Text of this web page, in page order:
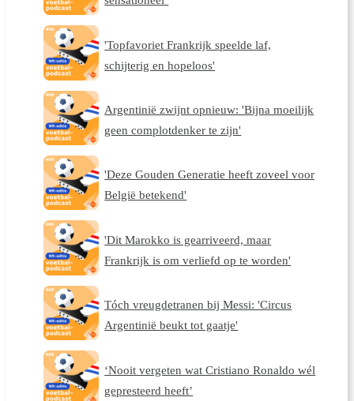
'Topfavoriet Frankrijk speelde laf,
schijterig en hopeloos'
Argentinië zwijnt opnieuw: 'Bijna moeilijk
geen complotdenker te zijn'
'Deze Gouden Generatie heeft zoveel voor
België betekend'
'Dit Marokko is gearriveerd, maar
Frankrijk is om verliefd op te worden'
Tóch vreugdetranen bij Messi: 'Circus
Argentinië beukt tot gaatje'
‘Nooit vergeten wat Cristiano Ronaldo wél
gepresteerd heeft’